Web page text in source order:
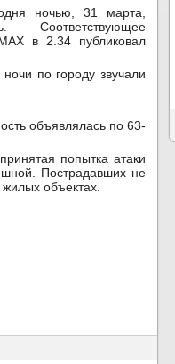
ночью, 31 марта,
Соответствующее
в 2.34 публиковал
по городу звучали
объявлялась по 63-
попытка атаки
Пострадавших не
объектах.